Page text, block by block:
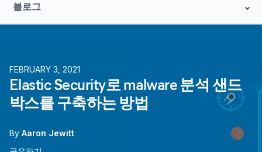
블로그
FEBRUARY 3, 2021
Elastic Security로 malware 분석 샌드
박스를 구축하는 방법
By Aaron Jewitt